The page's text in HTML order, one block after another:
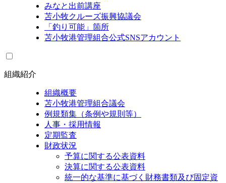
みなと出前講座
苫小牧クルーズ振興協議会
「釣り可能」箇所
苫小牧港管理組合公式SNSアカウント
組織紹介
組織概要
苫小牧港管理組合議会
例規類集（条例や規則等）
人事・採用情報
定期監査
財政状況
予算に関する公表資料
決算に関する公表資料
統一的な基準に基づく財務書類及び固定資